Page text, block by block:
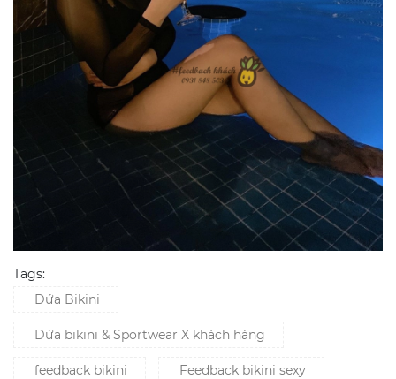
Tags:
Dứa Bikini
Dứa bikini & Sportwear X khách hàng
feedback bikini Feedback bikini sexy